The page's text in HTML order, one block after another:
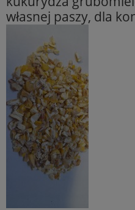
własnej paszy, dla